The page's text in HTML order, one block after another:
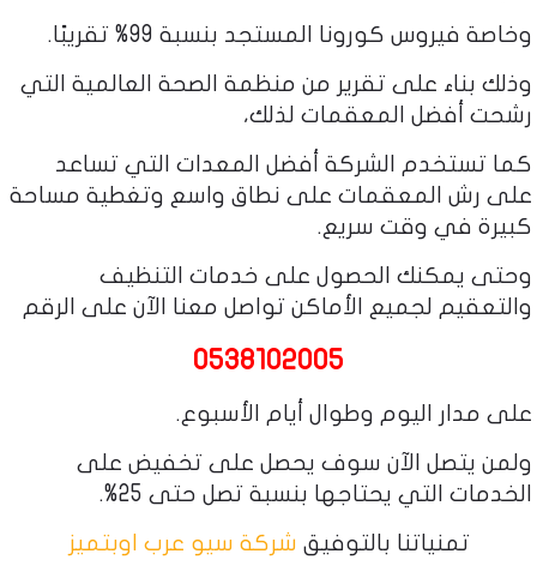
وخاصة فيروس كورونا المستجد بنسبة 99% تقريبًا.
وذلك بناء على تقرير من منظمة الصحة العالمية التي
رشحت أفضل المعقمات لذلك،
كما تستخدم الشركة أفضل المعدات التي تساعد
على رش المعقمات على نطاق واسع وتغطية مساحة
كبيرة في وقت سريع.
وحتى يمكنك الحصول على خدمات التنظيف
والتعقيم لجميع الأماكن تواصل معنا الآن على الرقم
0538102005
على مدار اليوم وطوال أيام الأسبوع.
ولمن يتصل الآن سوف يحصل على تخفيض على
الخدمات التي يحتاجها بنسبة تصل حتى 25%.
تمنياتنا بالتوفيق شركة سيو عرب اوبتميز